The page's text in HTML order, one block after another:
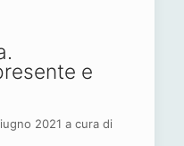
e
2021 a cura di